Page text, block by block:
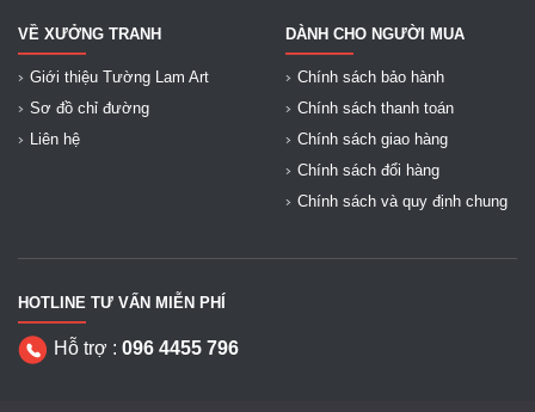
VỀ XƯỞNG TRANH
Giới thiệu Tường Lam Art
Sơ đồ chỉ đường
Liên hệ
DÀNH CHO NGƯỜI MUA
Chính sách bảo hành
Chính sách thanh toán
Chính sách giao hàng
Chính sách đổi hàng
Chính sách và quy định chung
HOTLINE TƯ VẤN MIỄN PHÍ
Hỗ trợ : 096 4455 796